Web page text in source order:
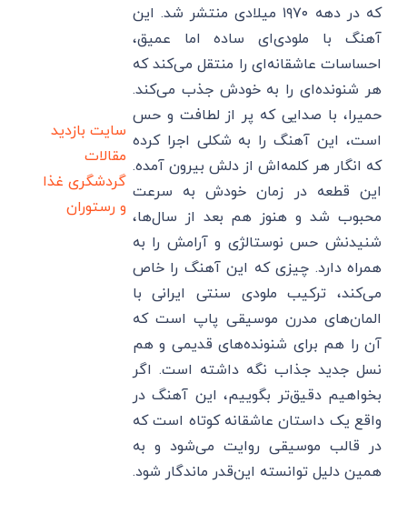
که در دهه ۱۹۷۰ میلادی منتشر شد. این
آهنگ با ملودی‌ای ساده اما عمیق،
احساسات عاشقانه‌ای را منتقل می‌کند که
هر شنونده‌ای را به خودش جذب می‌کند.
حمیرا، با صدایی که پر از لطافت و حس
است، این آهنگ را به شکلی اجرا کرده
که انگار هر کلمه‌اش از دلش بیرون آمده.
این قطعه در زمان خودش به سرعت
محبوب شد و هنوز هم بعد از سال‌ها،
شنیدنش حس نوستالژی و آرامش را به
همراه دارد. چیزی که این آهنگ را خاص
می‌کند، ترکیب ملودی سنتی ایرانی با
المان‌های مدرن موسیقی پاپ است که
آن را هم برای شنونده‌های قدیمی و هم
نسل جدید جذاب نگه داشته است. اگر
بخواهیم دقیق‌تر بگوییم، این آهنگ در
واقع یک داستان عاشقانه کوتاه است که
در قالب موسیقی روایت می‌شود و به
همین دلیل توانسته این‌قدر ماندگار شود.
سایت بازدید
مقالات
گردشگری غذا
و رستوران